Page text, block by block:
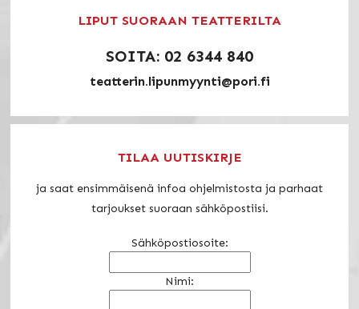
LIPUT SUORAAN TEATTERILTA
SOITA: 02 6344 840
teatterin.lipunmyynti@pori.fi
TILAA UUTISKIRJE
ja saat ensimmäisenä infoa ohjelmistosta ja parhaat
tarjoukset suoraan sähköpostiisi.
Sähköpostiosoite:
Nimi: